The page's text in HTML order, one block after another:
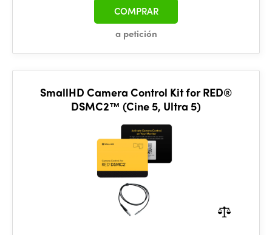
a petición
COMPRAR
SmallHD Camera Control Kit for RED®
DSMC2™ (Cine 5, Ultra 5)